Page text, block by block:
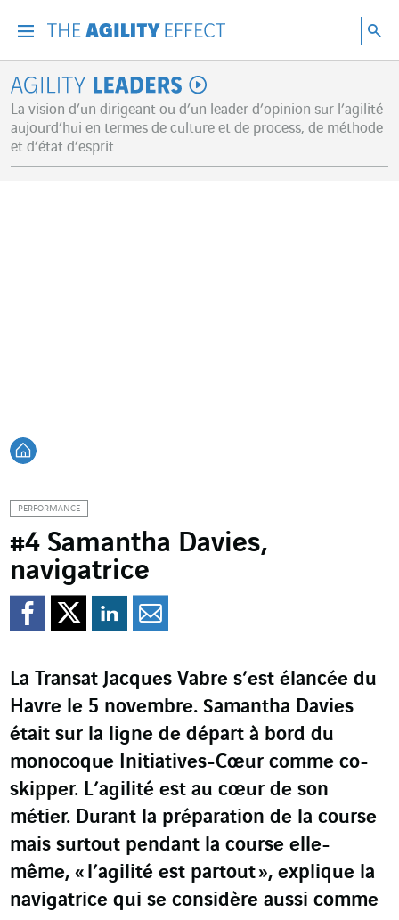
Agility Leaders
La vision d’un dirigeant ou d’un leader d’opinion sur l’agilité
aujourd’hui en termes de culture et de process, de méthode
et d’état d’esprit.
Retour à l'accueil
PERFORMANCE
#4 Samantha Davies,
navigatrice
Partager sur Facebook
Partager sur Twitter
Partager sur
La Transat Jacques Vabre s’est élancée du
Havre le 5 novembre. Samantha Davies
était sur la ligne de départ à bord du
monocoque Initiatives-Cœur comme co-
skipper. L’agilité est au cœur de son
métier. Durant la préparation de la course
mais surtout pendant la course elle-
même, « l’agilité est partout », explique la
navigatrice qui se considère aussi comme